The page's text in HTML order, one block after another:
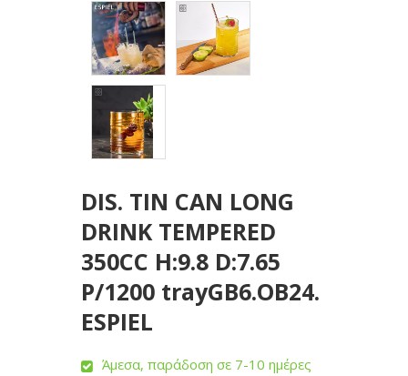
DIS. TIN CAN LONG
DRINK TEMPERED
350CC H:9.8 D:7.65
P/1200 trayGB6.OB24.
ESPIEL
Άμεσα, παράδοση σε 7-10 ημέρες